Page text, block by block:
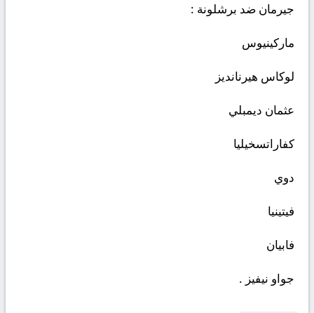
جيرمان ضد برشلونة :
ماركينيوس
لوكاس هيرنانديز
عثمان ديمبلي
كفاراتسخيليا
دوي
فيتينيا
فابيان
جواو نيفيز .